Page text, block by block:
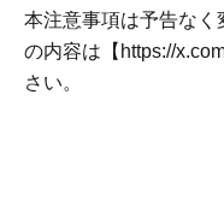
本注意事項は予告な
の内容は【https://
さい。